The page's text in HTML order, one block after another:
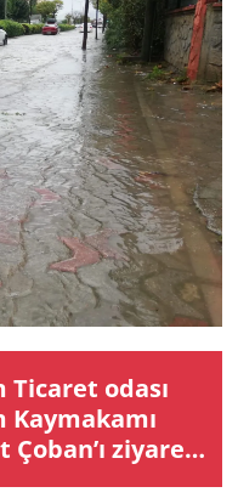
Ticaret odası
Kaymakamı
Çoban’ı ziyaret